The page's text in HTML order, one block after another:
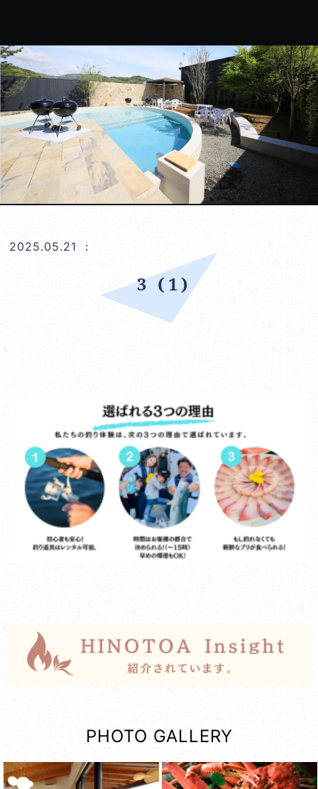
2025.05.21 ：
3 (1)
PHOTO GALLERY